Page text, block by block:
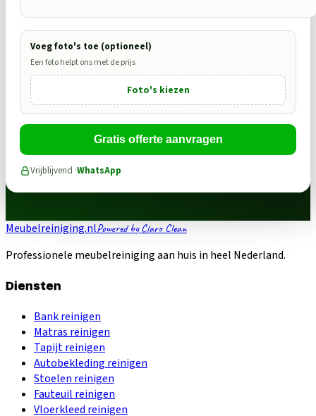
Voeg foto's toe (optioneel)
Een foto helpt ons met de prijs
Foto's kiezen
Gratis offerte aanvragen
Vrijblijvend ·WhatsApp
Meubelreiniging.nlPowered by Claro Clean
Professionele meubelreiniging aan huis in heel Nederland.
Diensten
Bank reinigen
Matras reinigen
Tapijt reinigen
Autobekleding reinigen
Stoelen reinigen
Fauteuil reinigen
Vloerkleed reinigen